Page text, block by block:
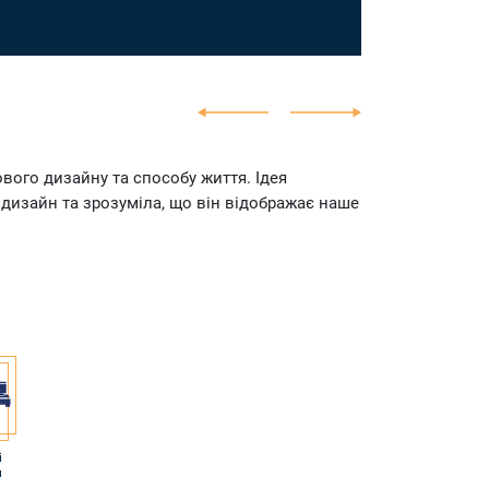
дизайну та способу життя. Ідея
та зрозуміла, що він відображає наше